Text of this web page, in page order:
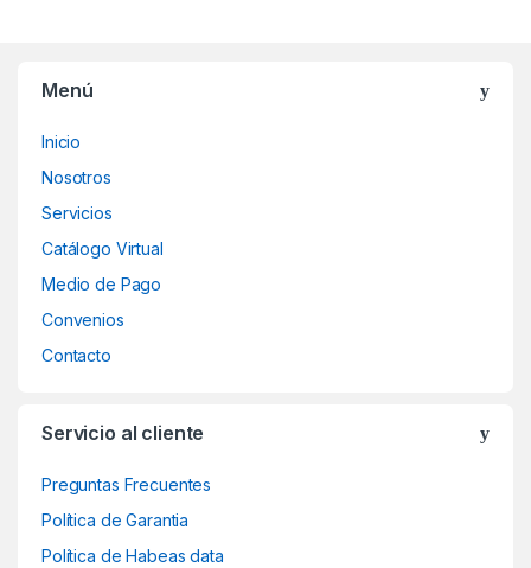
Menú
Inicio
Nosotros
Servicios
Catálogo Virtual
Medio de Pago
Convenios
Contacto
Servicio al cliente
Preguntas Frecuentes
Política de Garantia
Política de Habeas data